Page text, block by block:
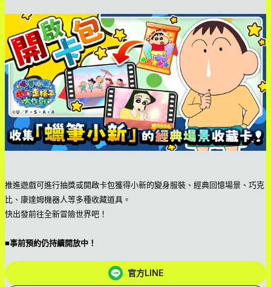
推進遊戲可進行抽獎或開啟卡包獲得小新的變身服裝、經典回憶場景、巧克
比、康達姆機器人等多種收藏道具。
快出發前往全新冒險世界吧！
■事前預約仍持續開放中！
官方LINE